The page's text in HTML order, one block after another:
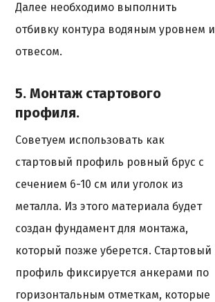
Далее необходимо выполнить
отбивку контура водяным уровнем и
отвесом.
5. Монтаж стартового
профиля.
Советуем использовать как
стартовый профиль ровный брус с
сечением 6-10 см или уголок из
металла. Из этого материала будет
создан фундамент для монтажа,
который позже уберется. Стартовый
профиль фиксируется анкерами по
горизонтальным отметкам, которые